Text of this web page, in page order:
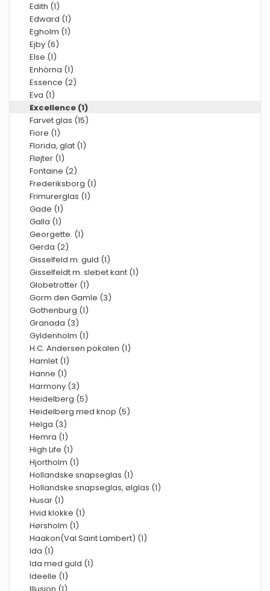
Edith (1)
Edward (1)
Egholm (1)
Ejby (6)
Else (1)
Enhörna (1)
Essence (2)
Eva (1)
Excellence (1)
Farvet glas (15)
Fiore (1)
Florida, glat (1)
Fløjter (1)
Fontaine (2)
Frederiksborg (1)
Frimurerglas (1)
Gade (1)
Galla (1)
Georgette. (1)
Gerda (2)
Gisselfeld m. guld (1)
Gisselfeldt m. slebet kant (1)
Globetrotter (1)
Gorm den Gamle (3)
Gothenburg (1)
Granada (3)
Gyldenholm (1)
H.C. Andersen pokalen (1)
Hamlet (1)
Hanne (1)
Harmony (3)
Heidelberg (5)
Heidelberg med knop (5)
Helga (3)
Hemra (1)
High Life (1)
Hjortholm (1)
Hollandske snapseglas (1)
Hollandske snapseglas, ølglas (1)
Husar (1)
Hvid klokke (1)
Hørsholm (1)
Haakon(Val Saint Lambert) (1)
Ida (1)
Ida med guld (1)
Ideelle (1)